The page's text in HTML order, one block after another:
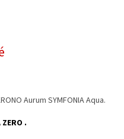
Aurum SYMFONIA Aqua.
.